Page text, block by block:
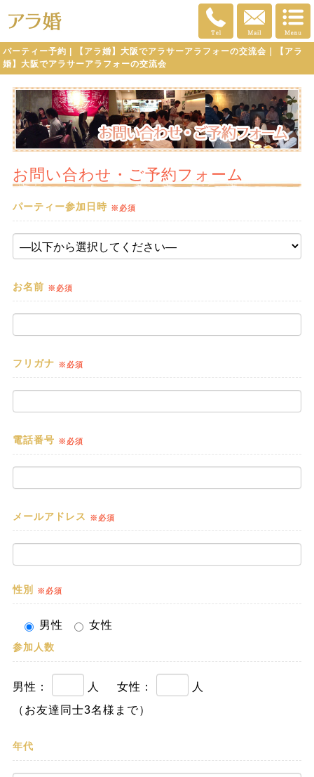
パーティー予約 | 【アラ婚】大阪でアラサーアラフォーの交流会｜【アラ
婚】大阪でアラサーアラフォーの交流会
お問い合わせ・ご予約フォーム
パーティー参加日時 ※必須
お名前 ※必須
フリガナ ※必須
電話番号 ※必須
メールアドレス ※必須
性別 ※必須
男性 女性
参加人数
男性： 人 女性：
人
（お友達同士3名様まで）
年代